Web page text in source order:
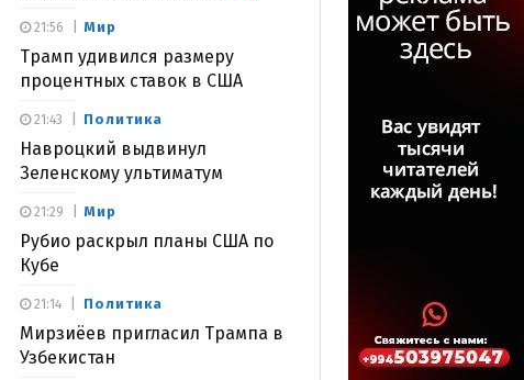
Мир
Трамп удивился размеру
процентных ставок в США
21:56
Политика
Навроцкий выдвинул
Зеленскому ультиматум
21:43
Мир
Рубио раскрыл планы США по
Кубе
21:29
Политика
Мирзиёев пригласил Трампа в
Узбекистан
21:14